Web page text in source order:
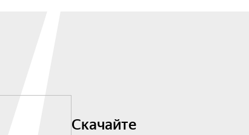
Скачайте